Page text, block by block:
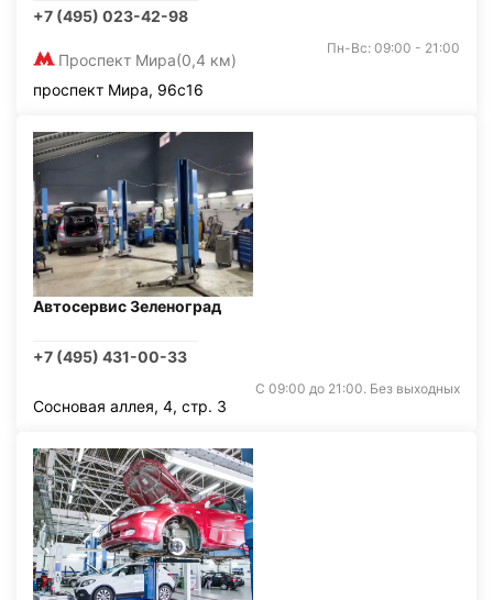
+7 (495) 023-42-98
Проспект Мира(0,4 км)
Пн-Вс: 09:00 - 21:00
проспект Мира, 96с16
Автосервис Зеленоград
+7 (495) 431-00-33
С 09:00 до 21:00. Без выходных
Сосновая аллея, 4, стр. 3